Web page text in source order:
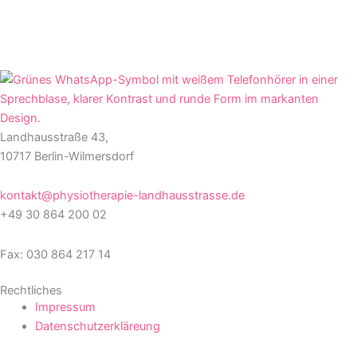
Landhausstraße 43,
10717 Berlin-Wilmersdorf
kontakt@physiotherapie-landhausstrasse.de
+49 30 864 200 02
Fax: 030 864 217 14
Rechtliches
Impressum
Datenschutzerkläreung